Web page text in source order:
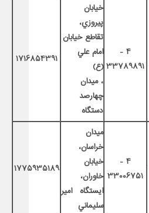
4 -
33789891
خيابان
پيروزي،
تقاطع خيابان
امام علي‌
(ع)
، ميدان
چهارصد
دستگاه
1716854391
4 -
33006751
ميدان
خراسان،
خيابان
خاوران،
ايستگاه امير
سليماني
1775935189